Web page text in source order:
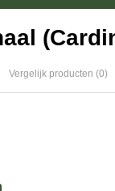
Vergelijk producten (0)